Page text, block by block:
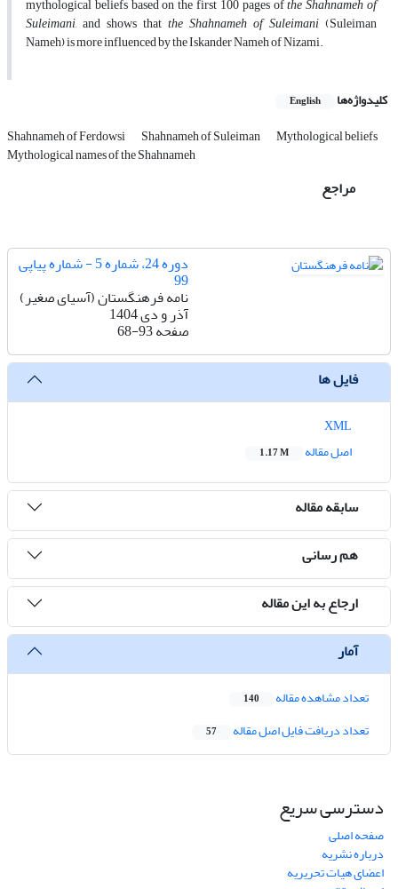
mythological beliefs based on the first 100 pages ofthe Shahnameh of
Suleimani, and shows that the Shahnameh of Suleimani (Suleiman
Nameh) is more influenced by the Iskander Nameh of Nizami.
کلیدواژه‌ها English
Shahnameh of Ferdowsi Shahnameh of Suleiman Mythological beliefs
Mythological names of the Shahnameh
مراجع
دوره 24، شماره 5 - شماره پیاپی
99
نامه فرهنگستان (آسیای صغیر)
آذر و دی 1404
صفحه68-93
فایل ها
اصل مقاله
1.17 M
سابقه مقاله
هم رسانی
ارجاع به این مقاله
آمار
تعداد مشاهده مقاله 140
تعداد دریافت فایل اصل مقاله 57
دسترسی سریع
صفحه اصلی
درباره نشریه
اعضای هیات تحریریه